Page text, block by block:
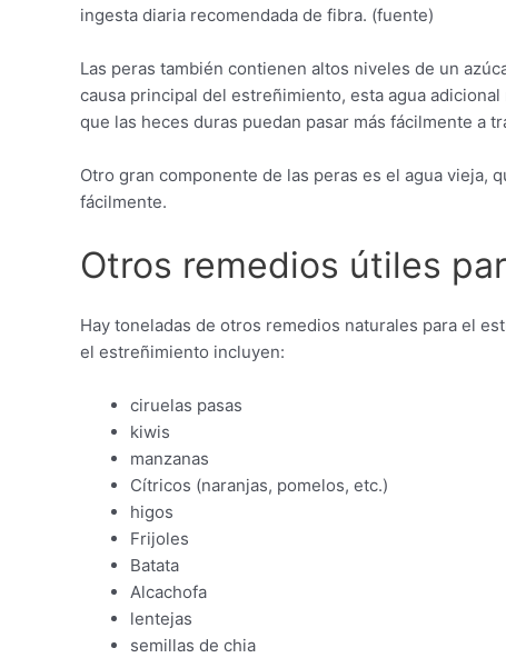
ingesta diaria recomendada de fibra. (fuente)
Las peras también contienen altos niveles de un
causa principal del estreñimiento, esta agua
que las heces duras puedan pasar más fácilmente a
Otro gran componente de las peras es el agua vieja,
fácilmente.
Otros remedios útiles
Hay toneladas de otros remedios naturales para el
el estreñimiento incluyen:
ciruelas pasas
kiwis
manzanas
Cítricos (naranjas, pomelos, etc.)
higos
Frijoles
Batata
Alcachofa
lentejas
semillas de chia